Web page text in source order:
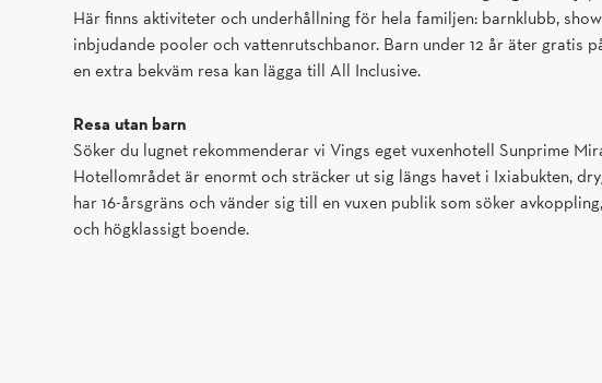
Här finns aktiviteter och underhållning för hela familjen: barnklubb,
inbjudande pooler och vattenrutschbanor. Barn under 12 år äter gratis
en extra bekväm resa kan lägga till All Inclusive.
Resa utan barn
Söker du lugnet rekommenderar vi Vings eget vuxenhotell Sunprime
Hotellområdet är enormt och sträcker ut sig längs havet i Ixiabukten,
har 16-årsgräns och vänder sig till en vuxen publik som söker
och högklassigt boende.